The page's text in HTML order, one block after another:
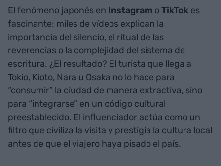
El fenómeno japonés en Instagram oTikTok es
fascinante: miles de vídeos explican la
importancia del silencio, el ritual de las
reverencias o la complejidad del sistema de
escritura. ¿El resultado? El turista que llega a
Tokio, Kioto, Nara u Osaka no lo hace para
“consumir” la ciudad de manera extractiva, sino
para “integrarse” en un código cultural
preestablecido. El influenciador actúa como un
filtro que civiliza la visita y prestigia la cultura local
antes de que el viajero haya pisado el país.